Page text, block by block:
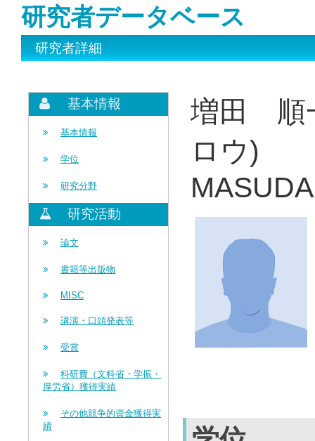
研究者データベース
研究者詳細
基本情報
基本情報
学位
研究分野
研究活動
論文
書籍等出版物
MISC
講演・口頭発表等
受賞
科研費（文科省・学振・
厚労省）獲得実績
その他競争的資金獲得実
績
増田 順
ロウ)